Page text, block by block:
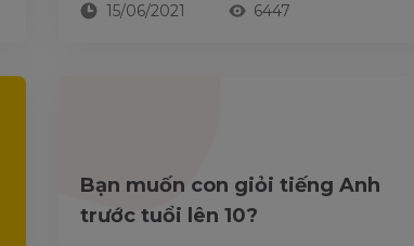
15/06/2021
6447
Bạn muốn con giỏi tiếng Anh
trước tuổi lên 10?